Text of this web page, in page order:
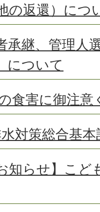
の返還）につ
承継、管理人
について
食害に御注意
対策総合基
知らせ】こ